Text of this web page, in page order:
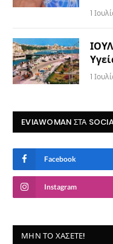
1
1
EVIAWOMAN ΣΤΑ
Facebook
Instagram
ΜΗΝ ΤΟ ΧΆΣΕΤΕ!